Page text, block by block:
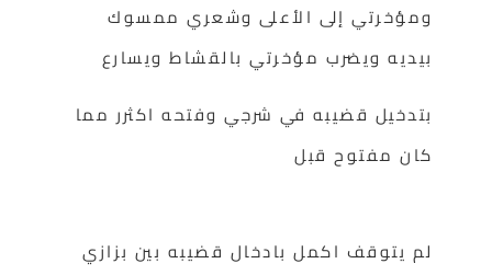
ومؤخرتي إلى الأعلى وشعري ممسوك
بيديه ويضرب مؤخرتي بالقشاط ويسارع
بتدخيل قضيبه في شرجي وفتحه اكثرر مما
كان مفتوح قبل
لم يتوقف اكمل بادخال قضيبه بين بزازي